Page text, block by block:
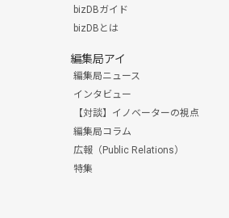
bizDBガイド
bizDBとは
編集局アイ
編集局ニュース
インタビュー
【対談】イノベーターの視点
編集局コラム
広報（Public Relations）
特集